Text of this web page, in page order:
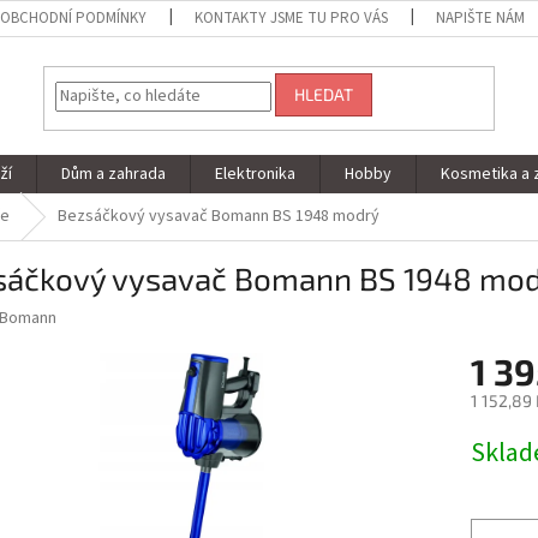
OBCHODNÍ PODMÍNKY KONTAKTY JSME TU PRO VÁS NAPIŠTE NÁM
HLEDAT
Dům a zahrada Elektronika Hobby
Kosmetika a
Bezsáčkový vysavač Bomann BS 1948 modrý
vysavač Bomann BS 1948
Bomann
1
1 152,89
cena: